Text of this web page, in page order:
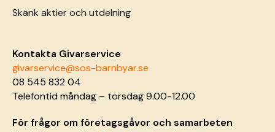
Skänk aktier och utdelning
Kontakta Givarservice
givarservice@sos-barnbyar.se
08 545 832 04
Telefontid måndag – torsdag 9.00-12.00
För frågor om företagsgåvor och samarbeten